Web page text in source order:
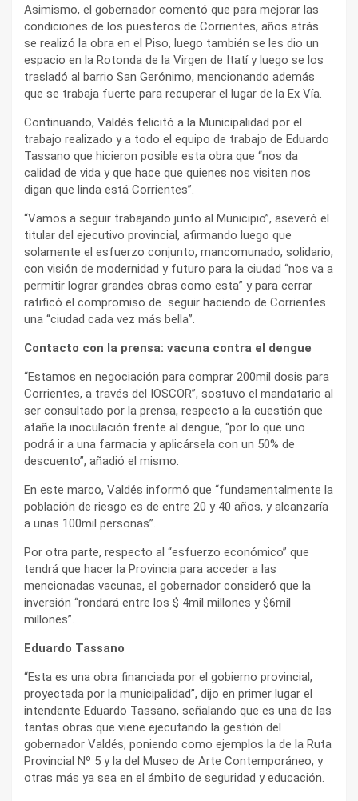
Asimismo, el gobernador comentó que para mejorar las
condiciones de los puesteros de Corrientes, años atrás
se realizó la obra en el Piso, luego también se les dio un
espacio en la Rotonda de la Virgen de Itatí y luego se los
trasladó al barrio San Gerónimo, mencionando además
que se trabaja fuerte para recuperar el lugar de la Ex Vía.
Continuando, Valdés felicitó a la Municipalidad por el
trabajo realizado y a todo el equipo de trabajo de Eduardo
Tassano que hicieron posible esta obra que “nos da
calidad de vida y que hace que quienes nos visiten nos
digan que linda está Corrientes”.
“Vamos a seguir trabajando junto al Municipio”, aseveró el
titular del ejecutivo provincial, afirmando luego que
solamente el esfuerzo conjunto, mancomunado, solidario,
con visión de modernidad y futuro para la ciudad “nos va a
permitir lograr grandes obras como esta” y para cerrar
ratificó el compromiso de seguir haciendo de Corrientes
una “ciudad cada vez más bella”.
Contacto con la prensa: vacuna contra el dengue
“Estamos en negociación para comprar 200mil dosis para
Corrientes, a través del IOSCOR”, sostuvo el mandatario al
ser consultado por la prensa, respecto a la cuestión que
atañe la inoculación frente al dengue, “por lo que uno
podrá ir a una farmacia y aplicársela con un 50% de
descuento”, añadió el mismo.
En este marco, Valdés informó que “fundamentalmente la
población de riesgo es de entre 20 y 40 años, y alcanzaría
a unas 100mil personas”.
Por otra parte, respecto al “esfuerzo económico” que
tendrá que hacer la Provincia para acceder a las
mencionadas vacunas, el gobernador consideró que la
inversión “rondará entre los $ 4mil millones y $6mil
millones”.
Eduardo Tassano
“Esta es una obra financiada por el gobierno provincial,
proyectada por la municipalidad”, dijo en primer lugar el
intendente Eduardo Tassano, señalando que es una de las
tantas obras que viene ejecutando la gestión del
gobernador Valdés, poniendo como ejemplos la de la Ruta
Provincial Nº 5 y la del Museo de Arte Contemporáneo, y
otras más ya sea en el ámbito de seguridad y educación.